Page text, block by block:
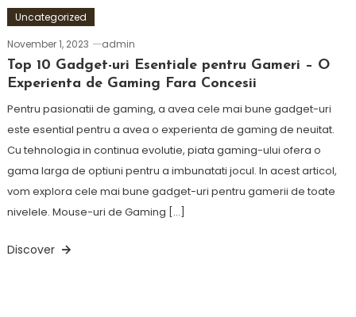
Uncategorized
November 1, 2023
admin
Top 10 Gadget-uri Esentiale pentru Gameri – O
Experienta de Gaming Fara Concesii
Pentru pasionatii de gaming, a avea cele mai bune gadget-uri
este esential pentru a avea o experienta de gaming de neuitat.
Cu tehnologia in continua evolutie, piata gaming-ului ofera o
gama larga de optiuni pentru a imbunatati jocul. In acest articol,
vom explora cele mai bune gadget-uri pentru gamerii de toate
nivelele. Mouse-uri de Gaming […]
Discover